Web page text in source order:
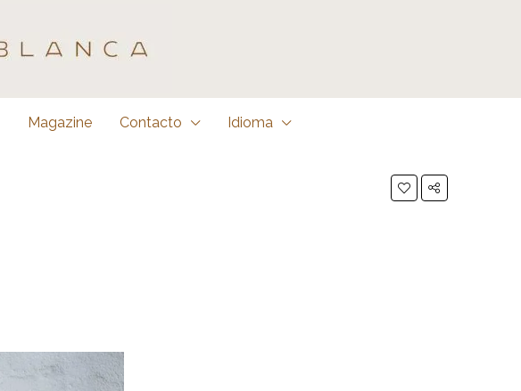
Magazine Contacto Idioma